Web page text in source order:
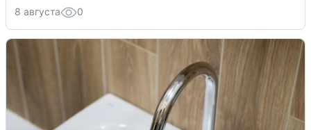
8 августа 0